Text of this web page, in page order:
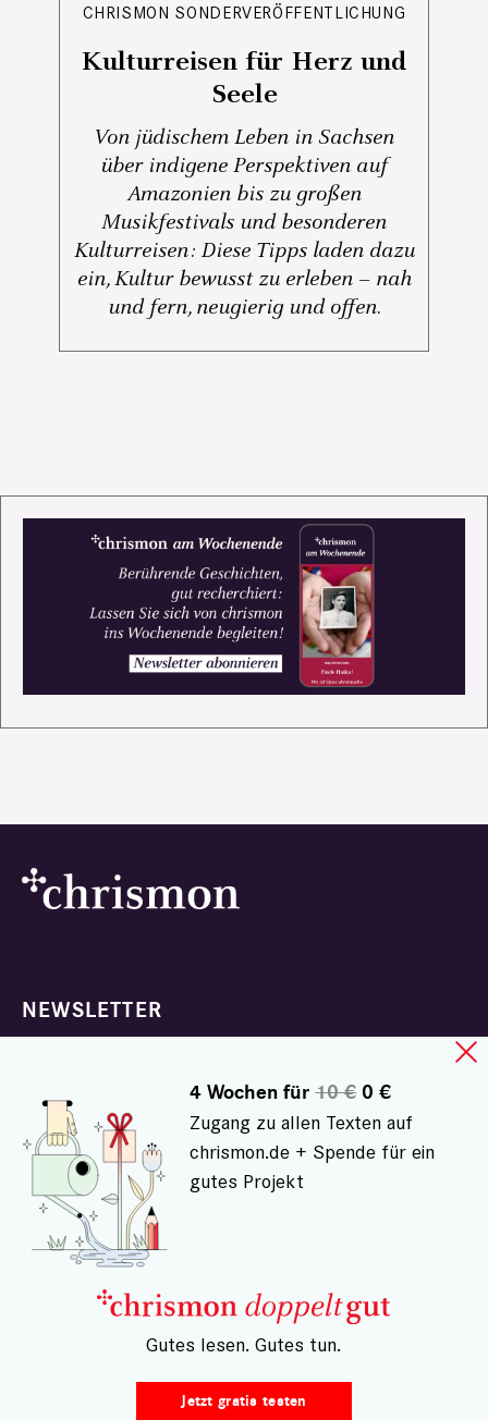
CHRISMON SONDERVERÖFFENTLICHUNG
Kulturreisen für Herz und
Seele
Von jüdischem Leben in Sachsen
über indigene Perspektiven auf
Amazonien bis zu großen
Musikfestivals und besonderen
Kulturreisen: Diese Tipps laden dazu
ein, Kultur bewusst zu erleben – nah
und fern, neugierig und offen.
NEWSLETTER
WEBINAR
ZUM WOCHENENDE
KOLUMNEN ABONNIEREN
DIGITALABO DOPPELTGUT
CHRISMON PLUS MAGAZIN
4 Wochen für10 €0 €
Zugang zu allen Texten auf
chrismon.de + Spende für ein
gutes Projekt
– Gutes lesen. Gutes tun.
Jetzt gratis testen